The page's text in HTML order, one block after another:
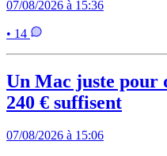
07/08/2026 à 15:36
• 14
Un Mac juste pour
240 € suffisent
07/08/2026 à 15:06